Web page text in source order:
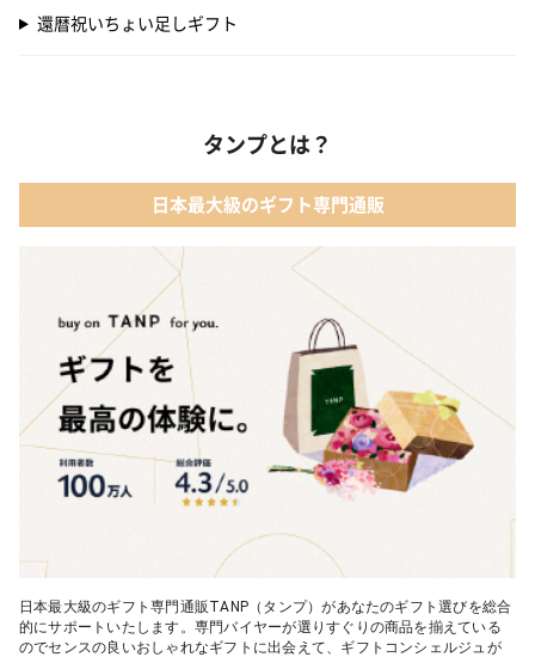
還暦祝いちょい足しギフト
タンプとは？
日本最大級のギフト専門通販
日本最大級のギフト専門通販TANP（タンプ）があなたのギフト選びを総合
的にサポートいたします。専門バイヤーが選りすぐりの商品を揃えている
のでセンスの良いおしゃれなギフトに出会えて、ギフトコンシェルジュが